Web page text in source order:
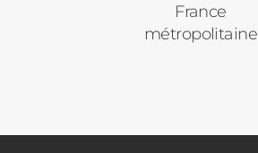
France
métropolitaine